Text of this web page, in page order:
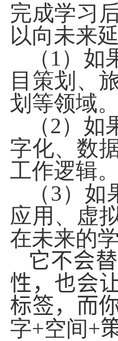
完成学习
以向未来
（ 1 ）如
目策划、
划等领域。
（2）如
字化、数
工作逻辑。
（ 3）如
应用、虚
在未来的
它不会
性，也会
标签，而
字+空间+